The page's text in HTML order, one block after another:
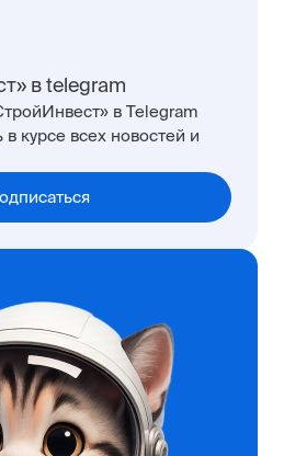
в telegram
в Telegram
курсе всех новостей и